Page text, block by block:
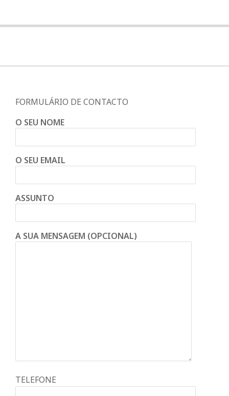
FORMULÁRIO DE CONTACTO
O SEU NOME
O SEU EMAIL
ASSUNTO
A SUA MENSAGEM (OPCIONAL)
TELEFONE